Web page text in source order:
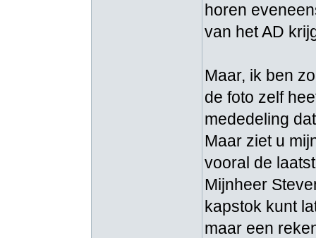
horen
van het AD
Maar, ik ben
de foto zelf
mededeling
Maar ziet u
vooral de
Mijnheer
kapstok kunt
maar een